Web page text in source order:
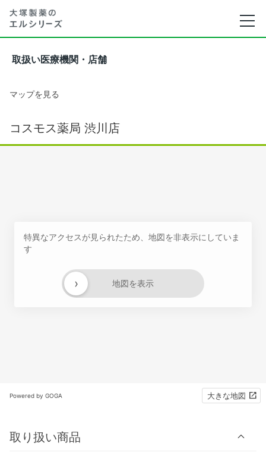
取扱い医療機関・店舗
マップを見る
コスモス薬局 渋川店
特異なアクセスが見られたため、地図を非表示にしていま
す
地図を表示
›
Powered by GOGA 大きな地図
取り扱い商品